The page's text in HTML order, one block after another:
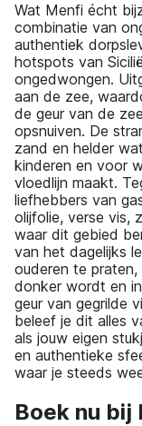
Wat Menfi écht
combinatie van
authentiek
hotspots van
ongedwongen.
aan de zee,
de geur van de
opsnuiven. De
zand en helder
kinderen en voor
vloedlijn maakt.
liefhebbers van
olijfolie, verse vis,
waar dit gebied
van het dagelijks
ouderen te
donker wordt en
geur van gegrilde
beleef je dit alles
als jouw eigen
en authentieke
waar je steeds
Boek nu bij